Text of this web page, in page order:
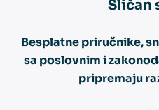
Sličan
Besplatne priručnike,
sa poslovnim i
pripremaju